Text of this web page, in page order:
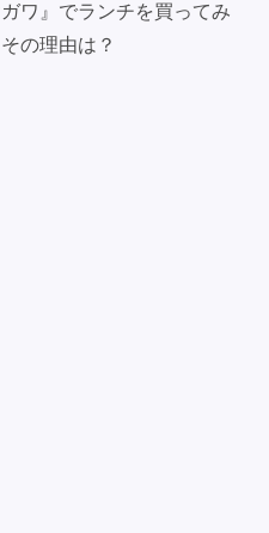
ワ』でランチを買ってみ
の理由は？